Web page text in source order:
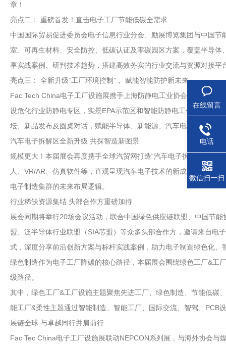
章！
亮点二： 重磅首发！直击电子工厂节能低碳全需求
中国国际贸易促进委员会电子信息行业分会、励展博览集团与中国
室、可再生材料、安全防控、低碳认证及零碳园区方案，覆盖半导
享实战案例、研判技术趋势，搭建高效务实的行业交流与资源对接
亮点三： 全新升级“工厂环境控制”， 赋能智能防护新未来
Fac Tech China电子工厂设施展携手上海防静电工业协会，深度融
设危化行业防静电专区，实景EPA示范区和智能防静电工作台首秀
坛、新品发布及圆桌对话，赋能半导体、新能源、汽车电子等高端制
汽车电子拆解区全新升级 共探智造新图景
规模更大！本届展会再度携手全球汽贸网打造“汽车电子拆解区+沙
人、VR/AR、仿真软件等，直观呈现汽车电子技术的新成果与趋势
电子制造集群的未来布局逻辑。
行业稀缺资源集结 头部合作方重磅加持
展会同期将举行20场会议活动，联合中国绿色供应链联盟、中国节
盟、泛半导体行业联盟（SIA芯盟）等众多头部合作方，邀请来自电
式，深度分享前沿创新方案与标杆实践案例，助力电子制造绿色化、
绿色制造作为电子工厂降碳的核心路径，本届展会围绕绿色工厂&工
级路径。
其中，绿色工厂&工厂设施主题聚焦先进工厂、绿色制造、节能低碳
能工厂&柔性主题通过智能制造、智能工厂、国际交流、智驾、
展链全球 与卓越同行并肩前行
Fac Tec China电子工厂设施展联动NEPCON系列展，与海外协会
在线留言
电话
微信扫一扫